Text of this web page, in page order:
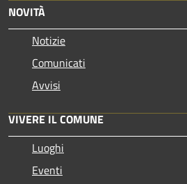
NOVITÀ
Notizie
Comunicati
Avvisi
VIVERE IL COMUNE
Luoghi
Eventi